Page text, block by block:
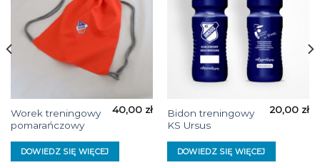
Worek treningowy
pomarańczowy
40,00 zł
DOWIEDZ SIĘ WIĘCEJ
Bidon treningowy
KS Ursus
20,00 zł
DOWIEDZ SIĘ WIĘCEJ